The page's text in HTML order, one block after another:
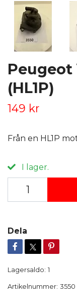
(HL1P)
149 kr
Från en HL1P
I lager.
Dela
Lagersaldo: 1
Artikelnummer: 3550